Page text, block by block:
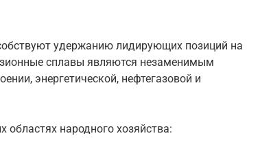
удержанию лидирующих позиций на
сплавы являются незаменимым
энергетической, нефтегазовой и
народного хозяйства: